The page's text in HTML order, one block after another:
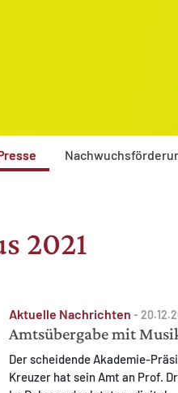
2021
Aktuelle Nachrichten -
Amtsübergabe mit
Der scheidende Akademie-
Kreuzer hat sein Amt an Prof.